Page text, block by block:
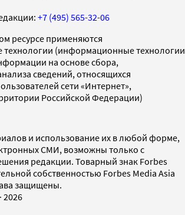
+7 (495) 565-32-06
ресурсе применяются
технологии (информационные технологии
на основе сбора,
сведений, относящихся
сети «Интернет»,
Российской Федерации)
и использование их в любой форме,
СМИ, возможны только с
редакции. Товарный знак Forbes
собственностью Forbes Media Asia
защищены.
· 2026